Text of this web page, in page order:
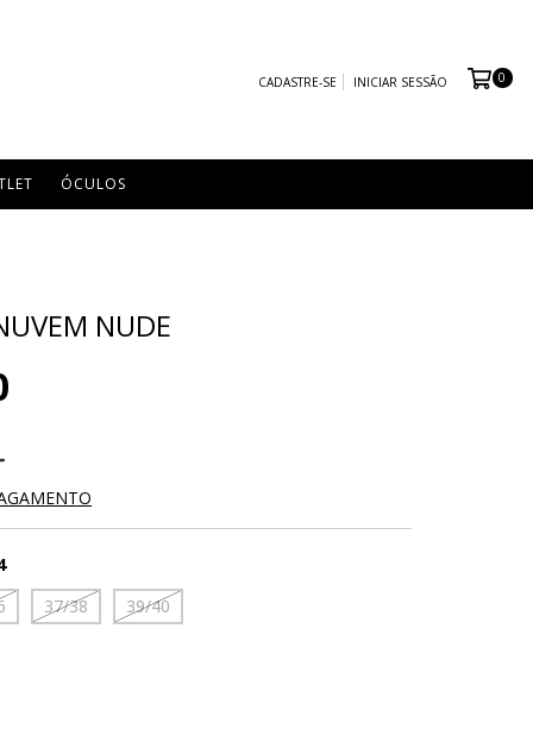
CADASTRE-SE INICIAR SESSÃO 0
ÓCULOS
NUDE
37/38 39/40